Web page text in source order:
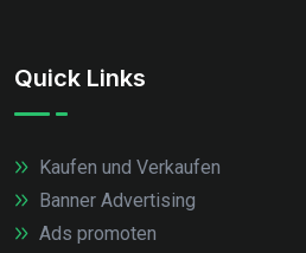
Quick Links
Kaufen und Verkaufen
Banner Advertising
Ads promoten